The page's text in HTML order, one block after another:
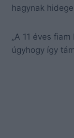
hagynak
„A 11 éves
úgyhogy így